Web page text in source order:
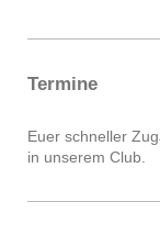
Termine
Euer schneller
in unserem Club.